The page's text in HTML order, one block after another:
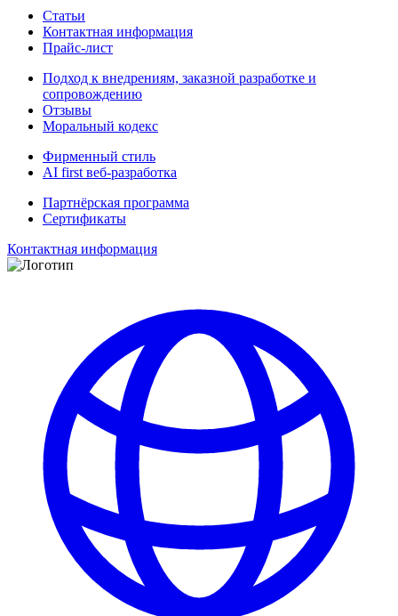
Статьи
Контактная информация
Прайс-лист
Подход к внедрениям, заказной разработке и
сопровождению
Отзывы
Моральный кодекс
Фирменный стиль
AI first веб-разработка
Партнёрская программа
Сертификаты
Контактная информация